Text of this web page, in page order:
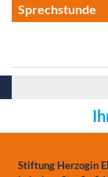
Sprechstunde
Stiftung Herzogin